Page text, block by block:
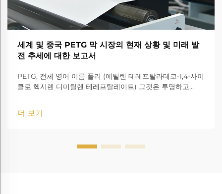
세계 및 중국 PETG 막 시장의 현재 상황 및 미래 발
전 추세에 대한 보고서
PETG, 전체 영어 이름 폴리 (에틸렌 테레프탈라테코-1,4-사이
클로 헥시렌 디미틸렌 테레프탈레이트) 그것은 투명하고
더 보기